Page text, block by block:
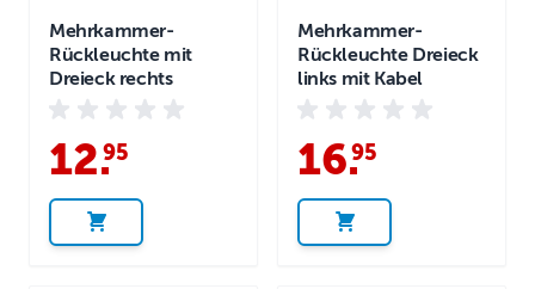
Mehrkammer-
Rückleuchte mit
Dreieck rechts
12.
95
Mehrkammer-
Rückleuchte Dreieck
links mit Kabel
16.
95